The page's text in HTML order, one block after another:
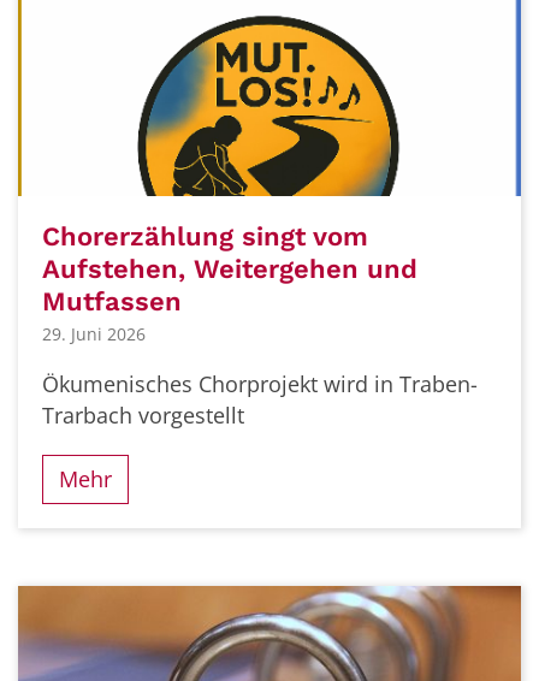
Chorerzählung singt vom
Aufstehen, Weitergehen und
Mutfassen
29. Juni 2026
Ökumenisches Chorprojekt wird in Traben-
Trarbach vorgestellt
Mehr